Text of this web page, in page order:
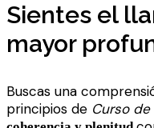
Sientes el
mayor
Buscas una
principios de Curso de